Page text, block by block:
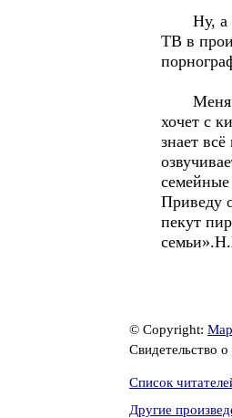
Ну, а
ТВ в
Меня
хочет с
знает
Приведу
пекут
© Copyright:
Свидетельство
Список
Другие